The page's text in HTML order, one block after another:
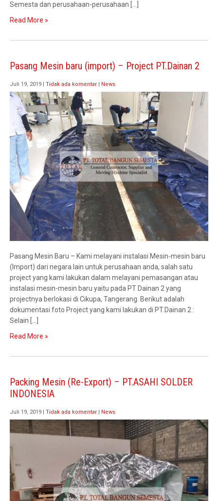
Semesta dan perusahaan-perusahaan […]
Read More »
Pasang Mesin baru (import) – Project PT.Dainan 2
Juli 19, 2019 Tidak ada komentar News
Pasang Mesin Baru – Kami melayani instalasi Mesin-mesin baru
(Import) dari negara lain untuk perusahaan anda, salah satu
project yang kami lakukan dalam melayani pemasangan atau
instalasi mesin-mesin baru yaitu pada PT Dainan 2 yang
projectnya berlokasi di Cikupa, Tangerang. Berikut adalah
dokumentasi foto Project yang kami lakukan di PT.Dainan 2 :
Selain […]
Read More »
Packing Mesin (Re-Export) – PT.ASAHI SOLDER
INDONESIA
Juli 19, 2019 Tidak ada komentar News